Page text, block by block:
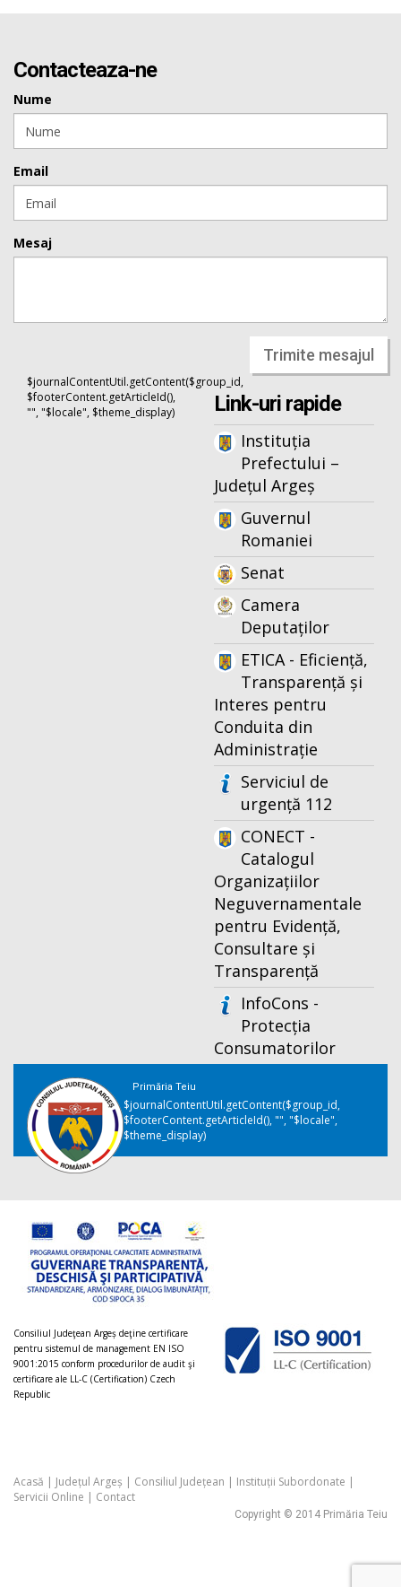
Contacteaza-ne
Nume
Email
Mesaj
Trimite mesajul
$journalContentUtil.getContent($group_id,
$footerContent.getArticleId(),
"", "$locale", $theme_display)
Link-uri rapide
Instituția
Prefectului –
Județul Argeș
Guvernul
Romaniei
Senat
Camera
Deputaților
ETICA - Eficiență,
Transparență și
Interes pentru
Conduita din
Administrație
Serviciul de
urgență 112
CONECT -
Catalogul
Organizațiilor
Neguvernamentale
pentru Evidență,
Consultare și
Transparență
InfoCons -
Protecția
Consumatorilor
Primăria Teiu
$journalContentUtil.getContent($group_id,
$footerContent.getArticleId(), "", "$locale",
$theme_display)
Consiliul Judeţean Argeș deţine certificare
pentru sistemul de management EN ISO
9001:2015 conform procedurilor de audit şi
certificare ale LL-C (Certification) Czech
Republic
Acasă | Județul Argeș | Consiliul Județean | Instituții Subordonate |
Servicii Online | Contact
Copyright © 2014 Primăria Teiu